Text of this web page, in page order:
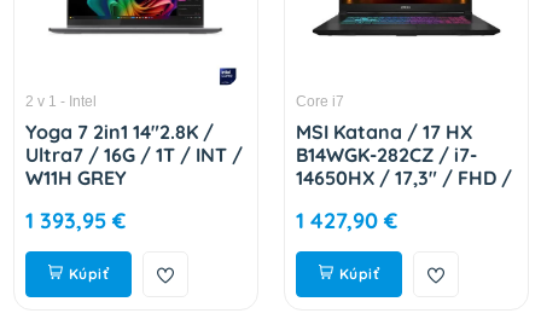
2 v 1 - Intel
Yoga 7 2in1 14"2.8K /
Ultra7 / 16G / 1T / INT /
W11H GREY
1 393,95 €
Kúpiť
Core i7
MSI Katana / 17 HX
B14WGK-282CZ / i7-
14650HX / 17,3" / FHD /
W11H / Black / 2R 9S7-
17L791-282
1 427,90 €
Kúpiť